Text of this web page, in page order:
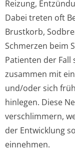
Reizung,
Dabei treten oft
Brustkorb,
Schmerzen beim
Patienten der Fall
zusammen mit
und/oder sich
hinlegen. Diese
verschlimmern,
der Entwicklung
einnehmen.